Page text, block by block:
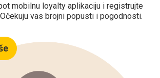
mobilnu loyalty aplikaciju i registrujte
vas brojni popusti i pogodnosti.